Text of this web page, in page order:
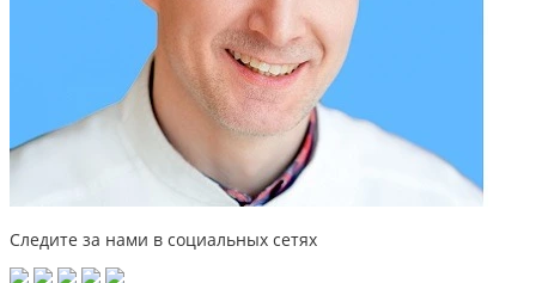
Следите за нами в социальных сетях